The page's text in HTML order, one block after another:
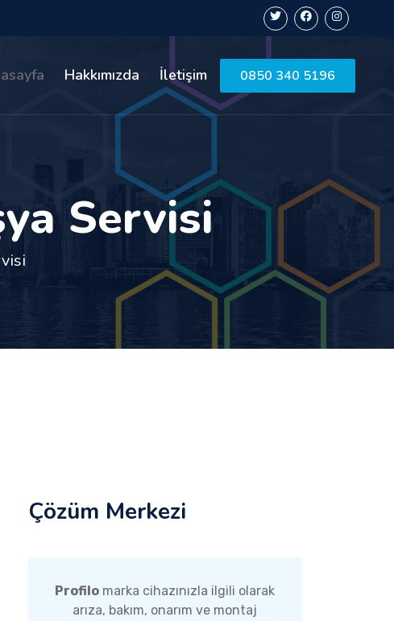
Hakkımızda İletişim 0850 340 5196
Servisi
Çözüm Merkezi
Profilo marka cihazınızla ilgili olarak
arıza, bakım, onarım ve montaj